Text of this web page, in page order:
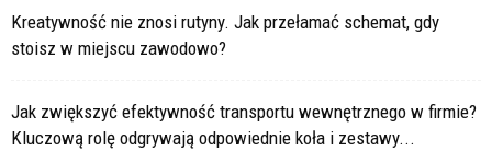
Kreatywność nie znosi rutyny. Jak przełamać schemat, gdy
stoisz w miejscu zawodowo?
Jak zwiększyć efektywność transportu wewnętrznego w firmie?
Kluczową rolę odgrywają odpowiednie koła i zestawy...